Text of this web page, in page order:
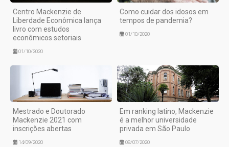
Centro Mackenzie de
Liberdade Econômica lança
livro com estudos
econômicos setoriais
01/10/2020
Como cuidar dos idosos em
tempos de pandemia?
01/10/2020
Mestrado e Doutorado
Mackenzie 2021 com
inscrições abertas
14/09/2020
Em ranking latino, Mackenzie
é a melhor universidade
privada em São Paulo
08/07/2020